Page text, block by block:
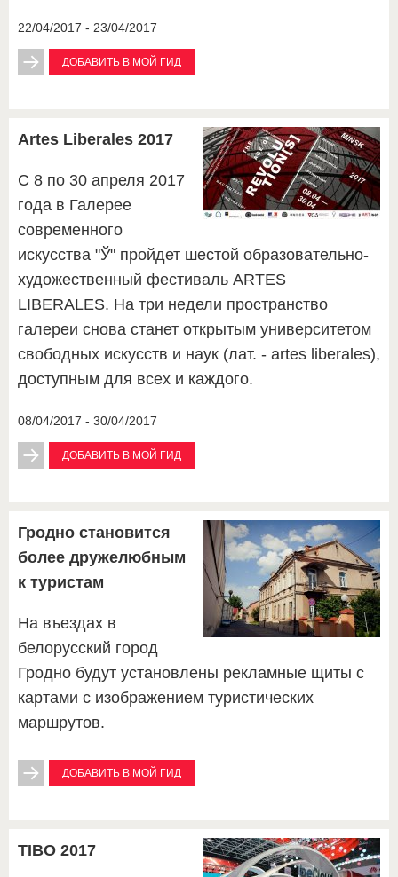
22/04/2017 - 23/04/2017
ДОБАВИТЬ В МОЙ ГИД
Artes Liberales 2017
С 8 по 30 апреля 2017
года в Галерее
современного
искусства "Ў" пройдет шестой образовательно-
художественный фестиваль ARTES
LIBERALES. На три недели пространство
галереи снова станет открытым университетом
свободных искусств и наук (лат. - artes liberales),
доступным для всех и каждого.
08/04/2017 - 30/04/2017
ДОБАВИТЬ В МОЙ ГИД
Гродно становится
более дружелюбным
к туристам
На въездах в
белорусский город
Гродно будут установлены рекламные щиты с
картами с изображением туристических
маршрутов.
ДОБАВИТЬ В МОЙ ГИД
TIBO 2017